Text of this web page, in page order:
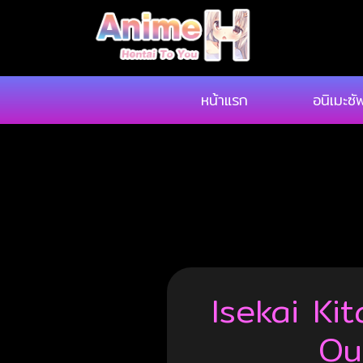
หน้าแรก อนิเมะ
Isekai